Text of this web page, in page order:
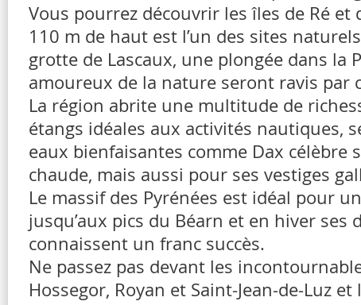
Vous pourrez découvrir les îles de Ré et
110 m de haut est l’un des sites
grotte de Lascaux, une plongée dans la
amoureux de la nature seront ravis par
La région abrite une multitude de
étangs idéales aux activités nautiques,
eaux bienfaisantes comme Dax
chaude, mais aussi pour ses vestiges
Le massif des Pyrénées est idéal pour
jusqu’aux pics du Béarn et en hiver
connaissent un franc succès.
Ne passez pas devant les
Hossegor, Royan et Saint-Jean-de-Luz